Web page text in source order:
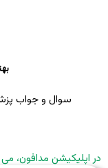
سوال و جواب
در اپلیکیشن مدافون، می